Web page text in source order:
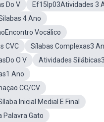
Do V
Ef15lp03Atividades 3
4 Ano
Vocálico
CVC
Sílabas Complexas3
O V
Atividades
Ano
CC/CV
Inicial Medial E Final
Palavra Gato